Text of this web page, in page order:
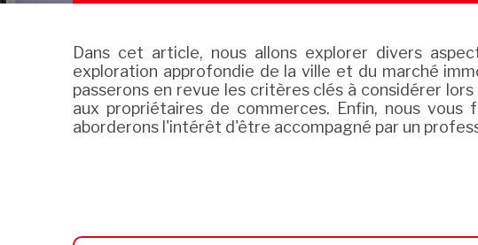
Dans cet article, nous allons explorer divers
exploration approfondie de la ville et du marché
passerons en revue les critères clés à considérer
aux propriétaires de commerces. Enfin, nous
aborderons l'intérêt d'être accompagné par un